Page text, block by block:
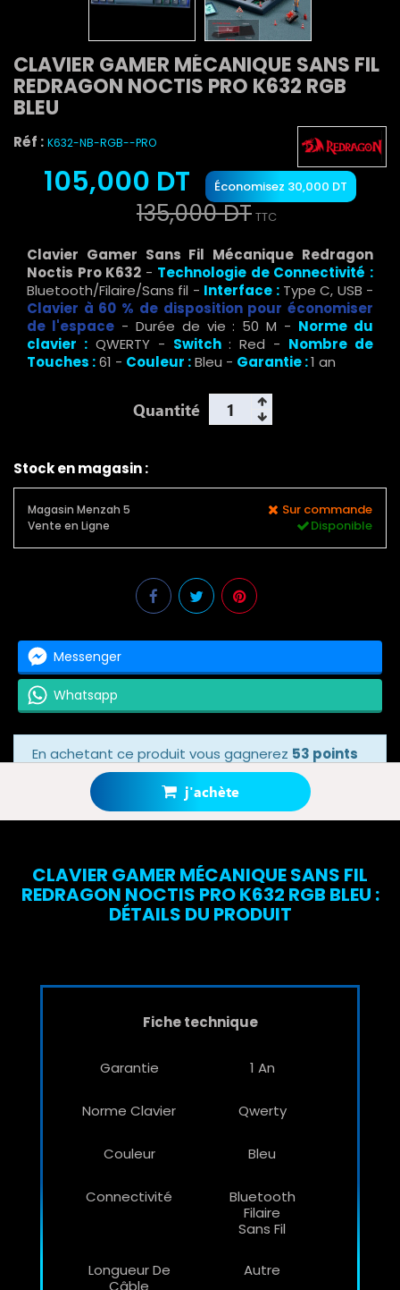
CLAVIER GAMER MÉCANIQUE SANS FIL
REDRAGON NOCTIS PRO K632 RGB
BLEU
Réf : K632-NB-RGB--PRO
105,000 DT Économisez 30,000 DT
135,000 DT TTC
Clavier Gamer Sans Fil Mécanique Redragon
Noctis Pro K632 - Technologie de Connectivité :
Bluetooth/Filaire/Sans fil - Interface :Type C, USB -
Clavier à 60 % de disposition pour économiser
de l'espace- Durée de vie : 50 M - Norme du
clavier : QWERTY - Switch : Red - Nombre de
Touches :61 - Couleur :Bleu - Garantie :1 an
Quantité
j'achète
Stock en magasin :
Magasin Menzah 5 Sur commande
Vente en Ligne Disponible
Messenger
Whatsapp
En achetant ce produit vous gagnerez 53 points
grâce à notre programme de fidélité.
Votre panier totalisera53 points bonus
CLAVIER GAMER MÉCANIQUE SANS FIL
REDRAGON NOCTIS PRO K632 RGB BLEU :
DÉTAILS DU PRODUIT
Fiche technique
Garantie 1 An
Norme Clavier Qwerty
Couleur Bleu
Connectivité
Bluetooth
Filaire
Sans Fil
Longueur De
Câble
Autre